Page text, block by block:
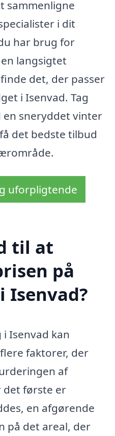
sammenligne
i dit
har brug for
langsigtet
det, der passer
i Isenvad. Tag
sneryddet vinter
det bedste tilbud
uforpligtende
til at
på
Isenvad?
Isenvad kan
faktorer, der
af
det første er
en afgørende
på det areal, der